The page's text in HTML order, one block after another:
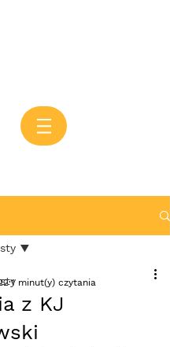
z KJ
1 minut(y) czytania